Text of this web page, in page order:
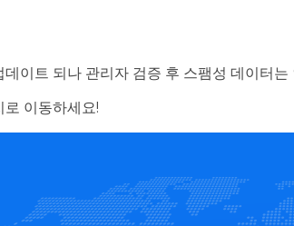
이트 되나 관리자 검증 후 스팸성 데이터
이동하세요!